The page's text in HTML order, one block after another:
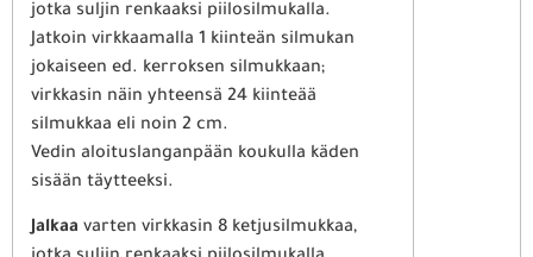
jotka suljin renkaaksi piilosilmukalla.
Jatkoin virkkaamalla 1 kiinteän silmukan
jokaiseen ed. kerroksen silmukkaan;
virkkasin näin yhteensä 24 kiinteää
silmukkaa eli noin 2 cm.
Vedin aloituslanganpään koukulla käden
sisään täytteeksi.
Jalkaa varten virkkasin 8 ketjusilmukkaa,